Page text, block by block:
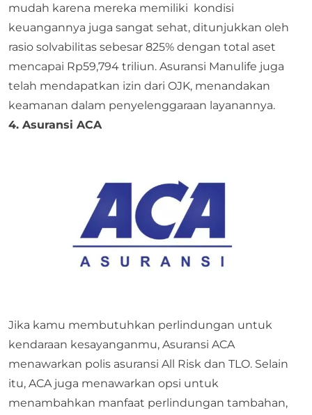
mudah karena mereka memiliki kondisi
keuangannya juga sangat sehat, ditunjukkan oleh
rasio solvabilitas sebesar 825% dengan total aset
mencapai Rp59,794 triliun. Asuransi Manulife juga
telah mendapatkan izin dari OJK, menandakan
keamanan dalam penyelenggaraan layanannya.
4. Asuransi ACA
Jika kamu membutuhkan perlindungan untuk
kendaraan kesayanganmu, Asuransi ACA
menawarkan polis asuransi All Risk dan TLO. Selain
itu, ACA juga menawarkan opsi untuk
menambahkan manfaat perlindungan tambahan,